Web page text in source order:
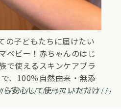
の子どもたちに届けたい
ベビー！赤ちゃんのはじ
で使えるスキンケアブラ
、100％自然由来・無添
安心して使っていただけ